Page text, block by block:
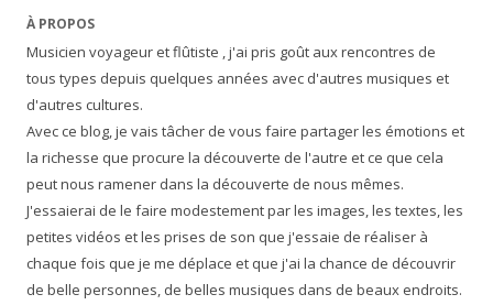
À PROPOS
Musicien voyageur et flûtiste , j'ai pris goût aux rencontres de
tous types depuis quelques années avec d'autres musiques et
d'autres cultures.
Avec ce blog, je vais tâcher de vous faire partager les émotions et
la richesse que procure la découverte de l'autre et ce que cela
peut nous ramener dans la découverte de nous mêmes.
J'essaierai de le faire modestement par les images, les textes, les
petites vidéos et les prises de son que j'essaie de réaliser à
chaque fois que je me déplace et que j'ai la chance de découvrir
de belle personnes, de belles musiques dans de beaux endroits.